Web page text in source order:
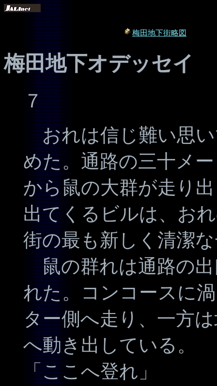
梅田地下街略図
梅田地下オデッセイ
７
おれは信じ難い思
めた。通路の三十メ
から鼠の大群が走り
出てくるビルは、お
街の最も新しく清潔
鼠の群れは通路の
れた。コンコースに
ター側へ走り、一方
へ動き出している。
「ここへ登れ」